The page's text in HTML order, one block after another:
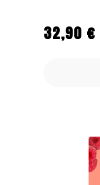
Regulärer
32,90 €